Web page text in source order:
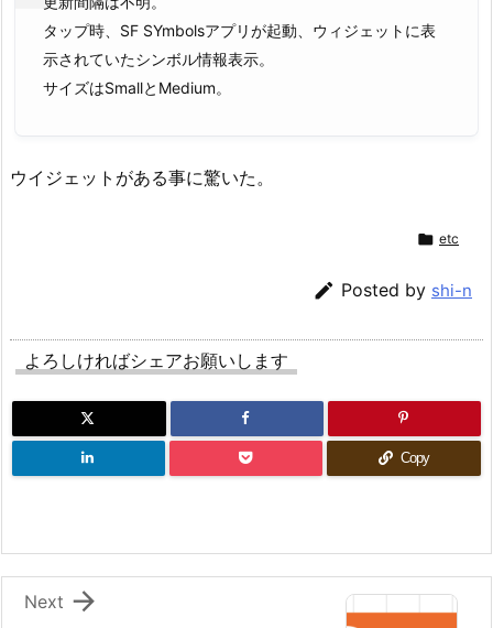
タップ時、SF SYmbolsアプリが起動、ウィジェットに表
示されていたシンボル情報表示。
サイズはSmallとMedium。
ウイジェットがある事に驚いた。
 etc
 Posted by shi-n
よろしければシェアお願いします
Copy

Next